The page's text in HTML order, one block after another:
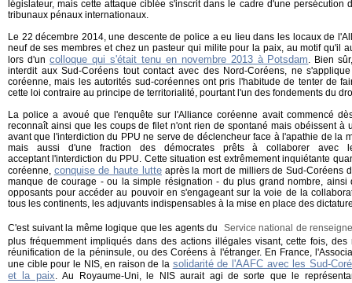
législateur, mais cette attaque ciblée s'inscrit dans le cadre d'une persécution
tribunaux pénaux internationaux.
Le 22 décembre 2014, une descente de police a eu lieu dans les locaux de
neuf de ses membres et chez un pasteur qui milite pour la paix, au motif qu'il
lors d'un colloque qui s'était tenu en novembre 2013 à Potsdam. Bien
interdit aux Sud-Coréens tout contact avec des Nord-Coréens, ne
coréenne, mais les autorités sud-coréennes ont pris l'habitude de tenter de
cette loi contraire au principe de territorialité, pourtant l'un des fondements du
La police a avoué que l'enquête sur l'Alliance coréenne avait commencé
reconnaît ainsi que les coups de filet n'ont rien de spontané mais obéissent à
avant que l'interdiction du PPU ne serve de déclencheur face à l'apathie de la
mais aussi d'une fraction des démocrates prêts à collaborer avec
acceptant l'interdiction du PPU. Cette situation est extrêmement inquiétante
coréenne, conquise de haute lutteaprès la mort de milliers de Sud-Coréens
manque de courage - ou la simple résignation - du plus grand nombre,
opposants pour accéder au pouvoir en s'engageant sur la voie de la
tous les continents, les adjuvants indispensables à la mise en place des
C'est suivant la même logique que les agents du
Service national de
plus fréquemment impliqués dans des actions illégales visant, cette fois,
réunification de la péninsule, ou des Coréens à l'étranger. En France,
une cible pour le NIS, en raison de la solidarité de l'AAFC avec les Sud-
et la paix. Au Royaume-Uni, le NIS aurait agi de sorte que le